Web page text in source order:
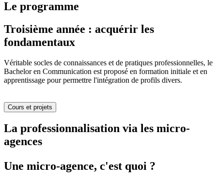
Le programme
Troisième année : acquérir les
fondamentaux
Véritable socles de connaissances et de pratiques professionnelles, le
Bachelor en Communication est proposé en formation initiale et en
apprentissage pour permettre l'intégration de profils divers.
Cours et projets
La professionnalisation via les micro-
agences
Une micro-agence, c'est quoi ?